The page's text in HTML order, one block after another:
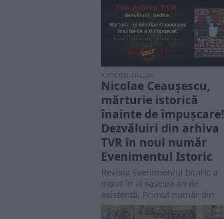
ARTICOLE ONLINE
Nicolae Ceaușescu,
mărturie istorică
înainte de împușcare!
Dezvăluiri din arhiva
TVR în noul număr
Evenimentul Istoric
Revista Evenimentul Istoric a
intrat în al șaselea an de
existență. Primul număr din
acest an...